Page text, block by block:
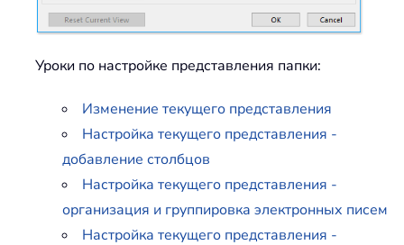
Уроки по настройке представления папки:
Изменение текущего представления
Настройка текущего представления -
добавление столбцов
Настройка текущего представления -
организация и группировка электронных писем
Настройка текущего представления -